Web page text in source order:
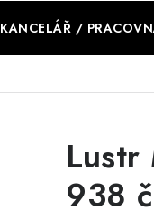
KANCELÁŘ /
Lustr
938